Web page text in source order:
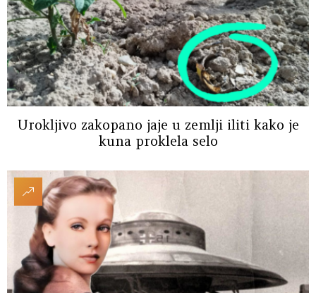
Urokljivo zakopano jaje u zemlji iliti kako je
kuna proklela selo